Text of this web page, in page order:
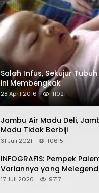
Salah Infus, Sekujur Tubuh
ini Membengkak
28 April 2016 11021
Jambu Air Madu Deli,
Madu Tidak Berbiji
31 Juli 2021 10615
INFOGRAFIS: Pempek
Variannya yang
17 Juli 2020 9717